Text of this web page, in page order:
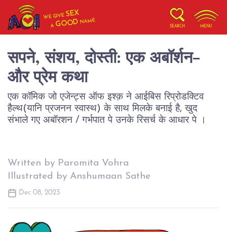
WE GIVESEX
AGOOD NAME
SEARCH MENU
सपने, संशय, दोस्ती: एक अबॉर्शन-
और प्रेम कथा
एक कॉमिक जो एजेन्ट्स ऑफ इश्क़ ने आईबिस रिप्रोडक्टिव
हैल्थ(यानि प्रजनन स्वास्थ) के साथ मिलके बनाई है, खुद
संभाले गए अबॉरशन / गर्भपात पे उनके रिसर्च के आधार पे ।
Written by Paromita Vohra
Illustrated by Anshumaan Sathe
Dec 08, 2023